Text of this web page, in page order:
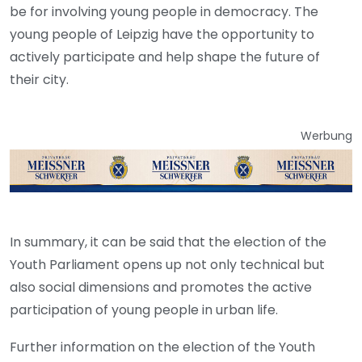
be for involving young people in democracy. The
young people of Leipzig have the opportunity to
actively participate and help shape the future of
their city.
Werbung
In summary, it can be said that the election of the
Youth Parliament opens up not only technical but
also social dimensions and promotes the active
participation of young people in urban life.
Further information on the election of the Youth